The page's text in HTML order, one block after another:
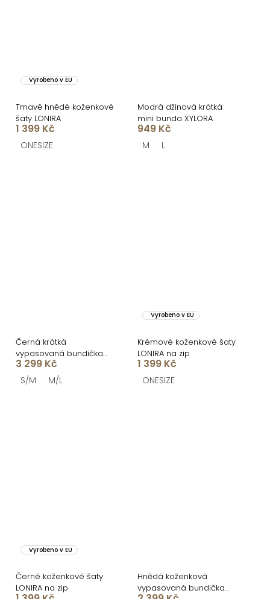
Vyrobeno v EU
Tmavě hnědé koženkové
šaty LONIRA
1 399 Kč
ONESIZE
Modrá džínová krátká
mini bunda XYLORA
949 Kč
M L
Černá krátká
vypasovaná bundička
TRIVON
3 299 Kč
S/M M/L
Vyrobeno v EU
Krémové koženkové šaty
LONIRA na zip
1 399 Kč
ONESIZE
Vyrobeno v EU
Černé koženkové šaty
LONIRA na zip
Hnědá koženková
vypasovaná bundička